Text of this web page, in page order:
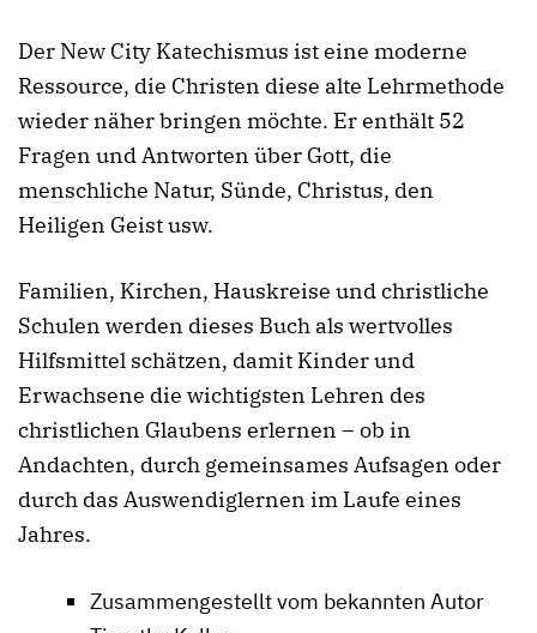
Der New City Katechismus ist eine moderne
Ressource, die Christen diese alte Lehrmethode
wieder näher bringen möchte. Erenthält 52
Fragen und Antworten über Gott, die
menschliche Natur, Sünde, Christus, den
Heiligen Geist usw.
Familien, Kirchen, Hauskreise und christliche
Schulen werden dieses Buch als wertvolles
Hilfsmittel schätzen, damit Kinder und
Erwachsene die wichtigsten Lehren des
christlichen Glaubens erlernen – ob in
Andachten, durch gemeinsames Aufsagen oder
durch das Auswendiglernen im Laufe eines
Jahres.
Zusammengestellt vom bekannten Autor